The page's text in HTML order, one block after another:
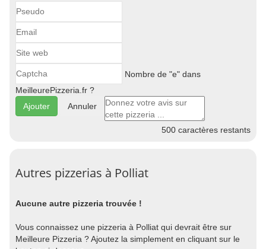
Nombre de "e" dans
MeilleurePizzeria.fr ?
Annuler
500 caractères restants
Autres pizzerias à Polliat
Aucune autre pizzeria trouvée !
Vous connaissez une pizzeria à Polliat qui devrait être sur
Meilleure Pizzeria ? Ajoutez la simplement en cliquant sur le